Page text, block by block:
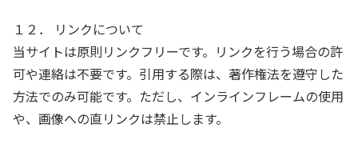
１２． リンクについて
当サイトは原則リンクフリーです。リンクを行う場合の許
可や連絡は不要です。引用する際は、著作権法を遵守した
方法でのみ可能です。ただし、インラインフレームの使用
や、画像への直リンクは禁止します。